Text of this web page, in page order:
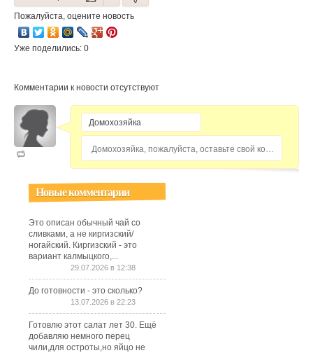
Пожалуйста, оцените новость
Уже поделились: 0
Комментарии к новости отсутствуют
Домохозяйка, пожалуйста, оставьте свой комментарий...
Новые комментарии
Это описан обычный чай со
сливками, а не киргизский/
ногайский. Киргизский - это
вариант калмыцкого,...
29.07.2026 в 12:38
До готовности - это сколько?
13.07.2026 в 22:23
Готовлю этот салат лет 30. Ещё
добавляю немного перец
чили,для остроты,но яйцо не